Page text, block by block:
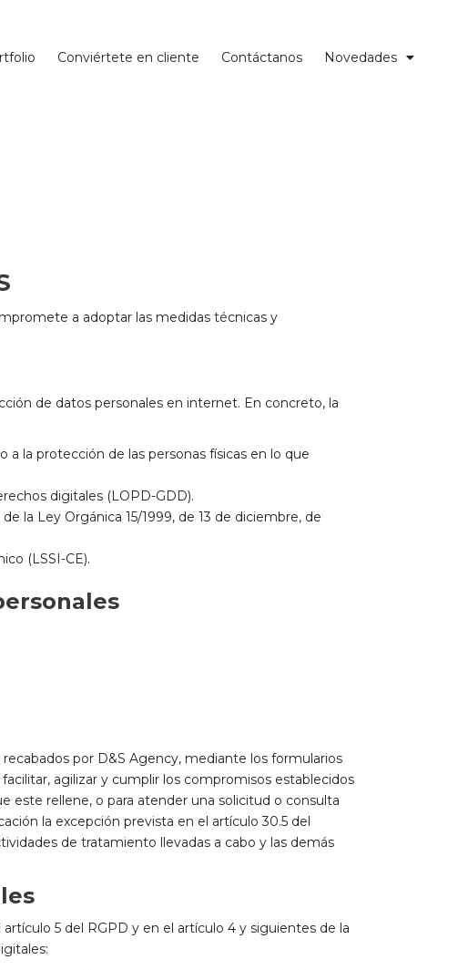
Conviértete en cliente Contáctanos Novedades
a adoptar las medidas técnicas y
de datos personales en internet. En concreto, la
a la protección de las personas físicas en lo que
digitales (LOPD-GDD).
la Ley Orgánica 15/1999, de 13 de diciembre, de
(LSSI-CE).
por D&S Agency, mediante los formularios
agilizar y cumplir los compromisos establecidos
este rellene, o para atender una solicitud o consulta
la excepción prevista en el artículo 30.5 del
de tratamiento llevadas a cabo y las demás
5 del RGPD y en el artículo 4 y siguientes de la